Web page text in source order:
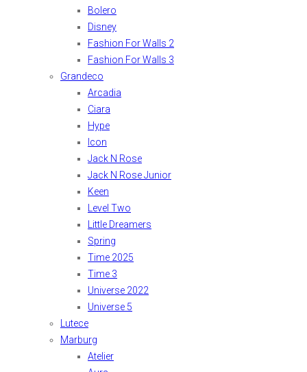
Bolero
Disney
Fashion For Walls 2
Fashion For Walls 3
Grandeco
Arcadia
Ciara
Hype
Icon
Jack N Rose
Jack N Rose Junior
Keen
Level Two
Little Dreamers
Spring
Time 2025
Time 3
Universe 2022
Universe 5
Lutece
Marburg
Atelier